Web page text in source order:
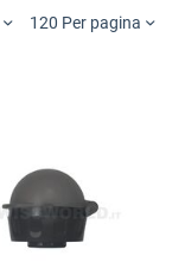
120 Per pagina